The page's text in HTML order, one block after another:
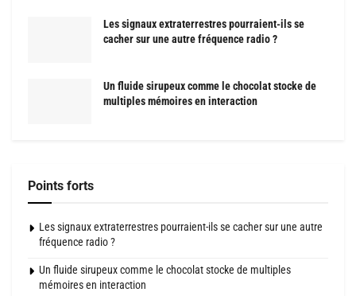
Les signaux extraterrestres pourraient-ils se
cacher sur une autre fréquence radio ?
Un fluide sirupeux comme le chocolat stocke de
multiples mémoires en interaction
Points forts
Les signaux extraterrestres pourraient-ils se cacher sur une autre
fréquence radio ?
Un fluide sirupeux comme le chocolat stocke de multiples
mémoires en interaction